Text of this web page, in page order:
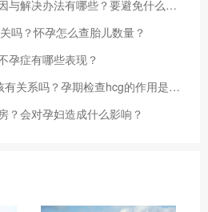
三胎未能怀孕的可能原因与解决办法有哪些？要避免什么呢？
吗？怀孕怎么查胎儿数量？
孕症有哪些表现？
hcg翻倍快慢和男孩女孩有关系吗？孕期检查hcg的作用是什么？
？会对孕妇造成什么影响？